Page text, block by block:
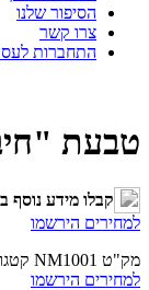
הסיפור שלנו
צרו קשר
התחברות
טבעת
קבלו מידע נוסף
למחירים הירשמו
מק"ט NM1001
למחירים הירשמו